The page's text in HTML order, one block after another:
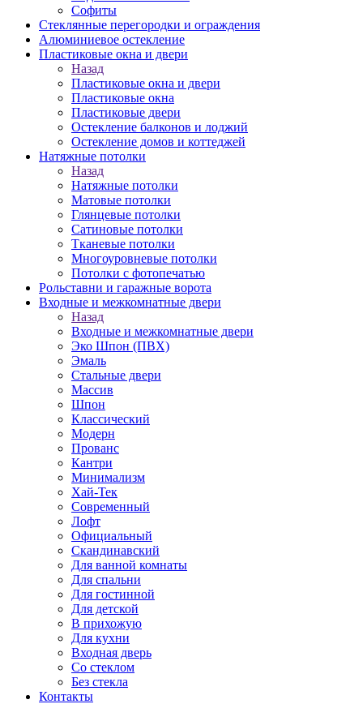
Софиты
Стеклянные перегородки и ограждения
Алюминиевое остекление
Пластиковые окна и двери
Назад
Пластиковые окна и двери
Пластиковые окна
Пластиковые двери
Остекление балконов и лоджий
Остекление домов и коттеджей
Натяжные потолки
Назад
Натяжные потолки
Матовые потолки
Глянцевые потолки
Сатиновые потолки
Тканевые потолки
Многоуровневые потолки
Потолки с фотопечатью
Рольставни и гаражные ворота
Входные и межкомнатные двери
Назад
Входные и межкомнатные двери
Эко Шпон (ПВХ)
Эмаль
Стальные двери
Массив
Шпон
Классический
Модерн
Прованс
Кантри
Минимализм
Хай-Тек
Современный
Лофт
Официальный
Скандинавский
Для ванной комнаты
Для спальни
Для гостинной
Для детской
В прихожую
Для кухни
Входная дверь
Со стеклом
Без стекла
Контакты